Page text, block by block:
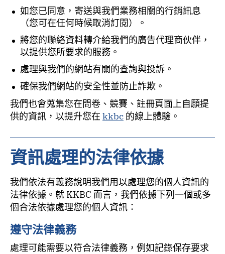
如您已同意，寄送與我們業務相關的行銷訊息
（您可在任何時候取消訂閱）。
將您的聯絡資料轉介給我們的廣告代理商伙伴，
以提供您所要求的服務。
處理與我們的網站有關的查詢與投訴。
確保我們網站的安全性並防止詐欺。
我們也會蒐集您在問卷、競賽、註冊頁面上自願提
供的資訊，以提升您在 kkbc 的線上體驗。
資訊處理的法律依據
我們依法有義務說明我們用以處理您的個人資訊的
法律依據。就 KKBC 而言，我們依據下列一個或多
個合法依據處理您的個人資訊：
遵守法律義務
處理可能需要以符合法律義務，例如記錄保存要求